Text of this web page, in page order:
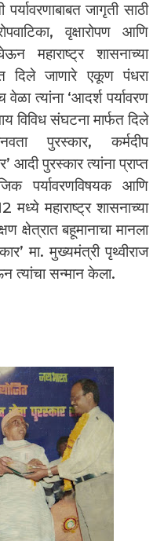
पर्यावरणाबाबत जागृती साठी
वृक्षारोपण आणि
महाराष्ट्र शासनाच्या
दिले जाणारे एकूण पंधरा
वेळा त्यांना ‘आदर्श पर्यावरण
विविध संघटना मार्फत दिले
पुरस्कार, कर्मदीप
आदी पुरस्कार त्यांना प्राप्त
पर्यावरणविषयक आणि
मध्ये महाराष्ट्र शासनाच्या
क्षेत्रात बहूमानाचा मानला
मा. मुख्यमंत्री पृथ्वीराज
त्यांचा सन्मान केला.